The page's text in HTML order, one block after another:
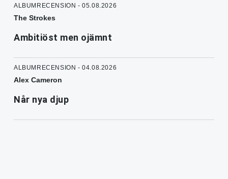
ALBUMRECENSION - 05.08.2026
The Strokes
Ambitiöst men ojämnt
ALBUMRECENSION - 04.08.2026
Alex Cameron
Når nya djup